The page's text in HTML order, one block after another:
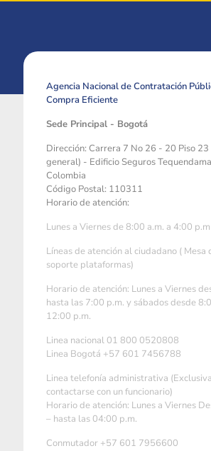
Agencia Nacional de Contratación
Compra Eficiente
Sede Principal - Bogotá
Dirección: Carrera 7 No 26 - 20 Piso
general) - Edificio Seguros
Colombia
Código Postal: 110311
Horario de atención:
Lunes a Viernes de 8:00 a.m. a 4:00
Líneas de atención al ciudadano ( Mesa
soporte plataformas)
Horario de atención: Lunes a Viernes
hasta las 7:00 p.m. y sábados desde
12:00 p.m.
Linea nacional 01 800 0520808
Linea Bogotá +57 601 7456788
Linea telefonía administrativa
contactarse con un funcionario)
Horario de atención: Lunes a Viernes
– hasta las 04:00 p.m.
Conmutador +57 601 7956600